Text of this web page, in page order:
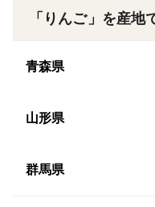
（サイズが大小のため
▼栽培/生産方法、こだ
美味しさと皆さまに親
「りんご」を産地
青森県
山形県
群馬県